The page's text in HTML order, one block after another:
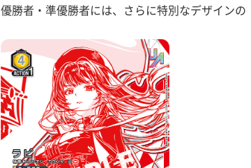
優勝者・準優勝者には、さらに特別なデザインの